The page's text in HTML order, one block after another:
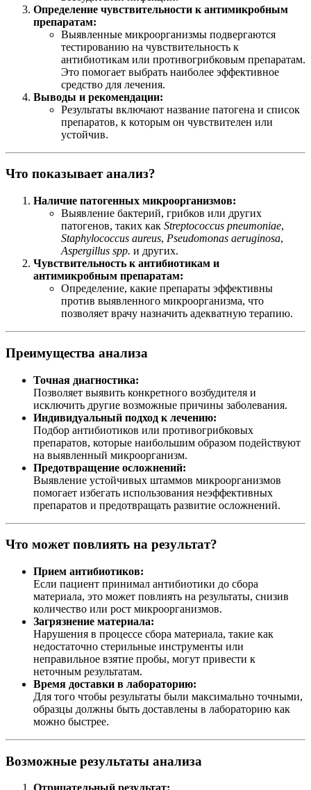
Определение чувствительности к антимикробным
препаратам:
Выявленные микроорганизмы подвергаются
тестированию на чувствительность к
антибиотикам или противогрибковым препаратам.
Это помогает выбрать наиболее эффективное
средство для лечения.
Выводы и рекомендации:
Результаты включают название патогена и список
препаратов, к которым он чувствителен или
устойчив.
Что показывает анализ?
Наличие патогенных микроорганизмов:
Выявление бактерий, грибков или других
патогенов, таких как Streptococcus pneumoniae,
Staphylococcus aureus, Pseudomonas aeruginosa,
Aspergillus spp. и других.
Чувствительность к антибиотикам и
антимикробным препаратам:
Определение, какие препараты эффективны
против выявленного микроорганизма, что
позволяет врачу назначить адекватную терапию.
Преимущества анализа
Точная диагностика:
Позволяет выявить конкретного возбудителя и
исключить другие возможные причины заболевания.
Индивидуальный подход к лечению:
Подбор антибиотиков или противогрибковых
препаратов, которые наибольшим образом подействуют
на выявленный микроорганизм.
Предотвращение осложнений:
Выявление устойчивых штаммов микроорганизмов
помогает избегать использования неэффективных
препаратов и предотвращать развитие осложнений.
Что может повлиять на результат?
Прием антибиотиков:
Если пациент принимал антибиотики до сбора
материала, это может повлиять на результаты, снизив
количество или рост микроорганизмов.
Загрязнение материала:
Нарушения в процессе сбора материала, такие как
недостаточно стерильные инструменты или
неправильное взятие пробы, могут привести к
неточным результатам.
Время доставки в лабораторию:
Для того чтобы результаты были максимально точными,
образцы должны быть доставлены в лабораторию как
можно быстрее.
Возможные результаты анализа